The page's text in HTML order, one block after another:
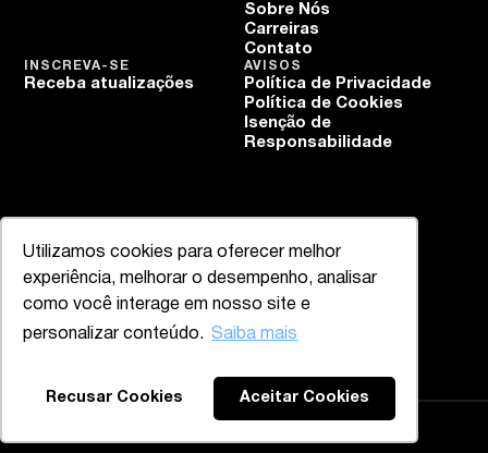
Utilizamos cookies para oferecer melhor
experiência, melhorar o desempenho, analisar
como você interage em nosso site e
personalizar conteúdo. Saiba mais
Recusar Cookies Aceitar Cookies
Sobre Nós
Carreiras
Contato
AVISOS
Política de Privacidade
Política de Cookies
Isenção de
Responsabilidade
INSCREVA-SE
Receba atualizações